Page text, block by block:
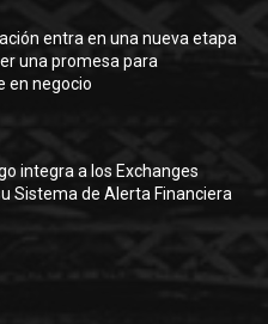
entra en una nueva etapa
una promesa para
en negocio
integra a los Exchanges
Sistema de Alerta Financiera